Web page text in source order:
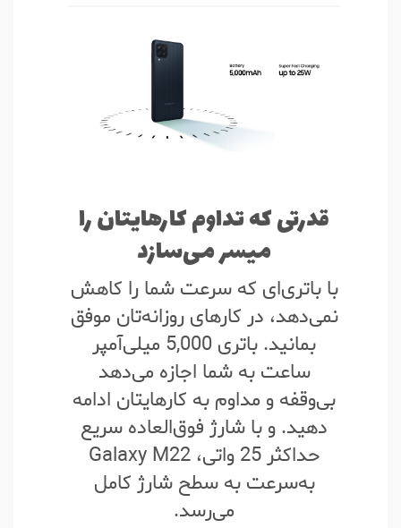
قدرتی که تداوم کارهایتان را
میسر می‌سازد
با باتری‌ای که سرعت شما را کاهش
نمی‌دهد، در کارهای روزانه‌تان موفق
بمانید. باتری 5,000 میلی‌آمپر
ساعت به شما اجازه می‌دهد
بی‌وقفه و مداوم به کارهایتان ادامه
دهید. و با شارژ فوق‌العاده سریع
حداکثر 25 واتی، Galaxy M22
به‌سرعت به سطح شارژ کامل
می‌رسد.